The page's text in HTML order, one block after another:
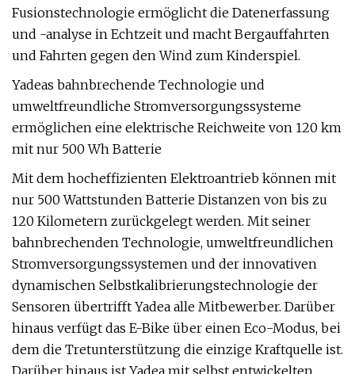
Fusionstechnologie ermöglicht die Datenerfassung
und -analyse in Echtzeit und macht Bergauffahrten
und Fahrten gegen den Wind zum Kinderspiel.
Yadeas bahnbrechende Technologie und
umweltfreundliche Stromversorgungssysteme
ermöglichen eine elektrische Reichweite von 120 km
mit nur 500 Wh Batterie
Mit dem hocheffizienten Elektroantrieb können mit
nur 500 Wattstunden Batterie Distanzen von bis zu
120 Kilometern zurückgelegt werden. Mit seiner
bahnbrechenden Technologie, umweltfreundlichen
Stromversorgungssystemen und der innovativen
dynamischen Selbstkalibrierungstechnologie der
Sensoren übertrifft Yadea alle Mitbewerber. Darüber
hinaus verfügt das E-Bike über einen Eco-Modus, bei
dem die Tretunterstützung die einzige Kraftquelle ist.
Darüber hinaus ist Yadea mit selbst entwickelten